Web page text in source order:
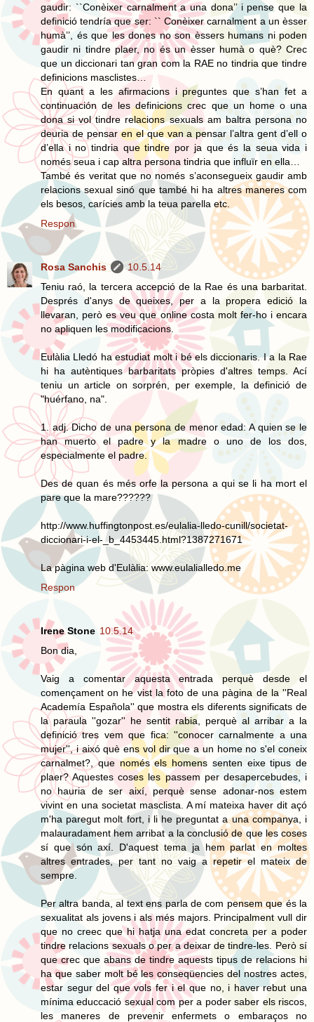
gaudir: ``Conèixer carnalment a una dona’’ i pense que la
definició tendría que ser: `` Conèixer carnalment a un èsser
humà’’, és que les dones no son èssers humans ni poden
gaudir ni tindre plaer, no és un èsser humà o què? Crec
que un diccionari tan gran com la RAE no tindria que tindre
definicions masclistes…
En quant a les afirmacions i preguntes que s’han fet a
continuación de les definicions crec que un home o una
dona si vol tindre relacions sexuals am baltra persona no
deuria de pensar en el que van a pensar l’altra gent d’ell o
d’ella i no tindria que tindre por ja que és la seua vida i
només seua i cap altra persona tindria que influïr en ella…
També és veritat que no només s’aconsegueix gaudir amb
relacions sexual sinó que també hi ha altres maneres com
els besos, carícies amb la teua parella etc.
Respon
Rosa Sanchis
10.5.14
Teniu raó, la tercera accepció de la Rae és una barbaritat.
Després d'anys de queixes, per a la propera edició la
llevaran, però es veu que online costa molt fer-ho i encara
no apliquen les modificacions.
Eulàlia Lledó ha estudiat molt i bé els diccionaris. I a la Rae
hi ha autèntiques barbaritats pròpies d'altres temps. Ací
teniu un article on sorprén, per exemple, la definició de
"huérfano, na".
1. adj. Dicho de una persona de menor edad: A quien se le
han muerto el padre y la madre o uno de los dos,
especialmente el padre.
Des de quan és més orfe la persona a qui se li ha mort el
pare que la mare??????
http://www.huffingtonpost.es/eulalia-lledo-cunill/societat-
diccionari-i-el-_b_4453445.html?1387271671
La pàgina web d'Eulàlia: www.eulalialledo.me
Respon
Irene Stone 10.5.14
Bon dia,
Vaig a comentar aquesta entrada perquè desde el
començament on he vist la foto de una pàgina de la ''Real
Academía Española'' que mostra els diferents significats de
la paraula ''gozar'' he sentit rabia, perquè al arribar a la
definició tres vem que fica: ''conocer carnalmente a una
mujer'', i aixó què ens vol dir que a un home no s'el coneix
carnalmet?, que només els homens senten eixe tipus de
plaer? Aquestes coses les passem per desapercebudes, i
no hauria de ser així, perquè sense adonar-nos estem
vivint en una societat masclista. A mí mateixa haver dit açó
m'ha paregut molt fort, i li he preguntat a una companya, i
malauradament hem arribat a la conclusió de que les coses
sí que són axí. D'aquest tema ja hem parlat en moltes
altres entrades, per tant no vaig a repetir el mateix de
sempre.
Per altra banda, al text ens parla de com pensem que és la
sexualitat als jovens i als més majors. Principalment vull dir
que no creec que hi hatja una edat concreta per a poder
tindre relacions sexuals o per a deixar de tindre-les. Però sí
que crec que abans de tindre aquests tipus de relacions hi
ha que saber molt bé les conseqüencies del nostres actes,
estar segur del que vols fer i el que no, i haver rebut una
mínima educcació sexual com per a poder saber els riscos,
les maneres de prevenir enfermets o embaraços no